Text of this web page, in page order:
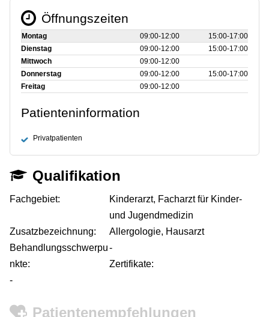
Öffnungszeiten
Montag 09:00‑12:00
15:00‑17:00
Dienstag
09:00‑12:00
15:00‑17:00
Mittwoch
09:00‑12:00
Donnerstag
09:00‑12:00
15:00‑17:00
Freitag
09:00‑12:00
Patienteninformation
Privatpatienten
Qualifikation
Fachgebiet:
Kinderarzt, Facharzt für Kinder-
und Jugendmedizin
Zusatzbezeichnung:
Allergologie, Hausarzt
Behandlungsschwerpu
nkte:
-
Zertifikate:
-
Patientenempfehlungen